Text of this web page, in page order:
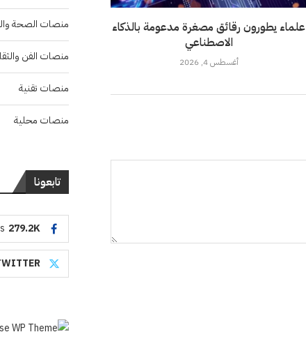
علماء يطورون رقائق مصغرة مدعومة بالذكاء
الاصطناعي
أغسطس 4, 2026
منصات الصحة
منصات الفن
منصات تقنية
منصات محلية
تابعونا
279.2K